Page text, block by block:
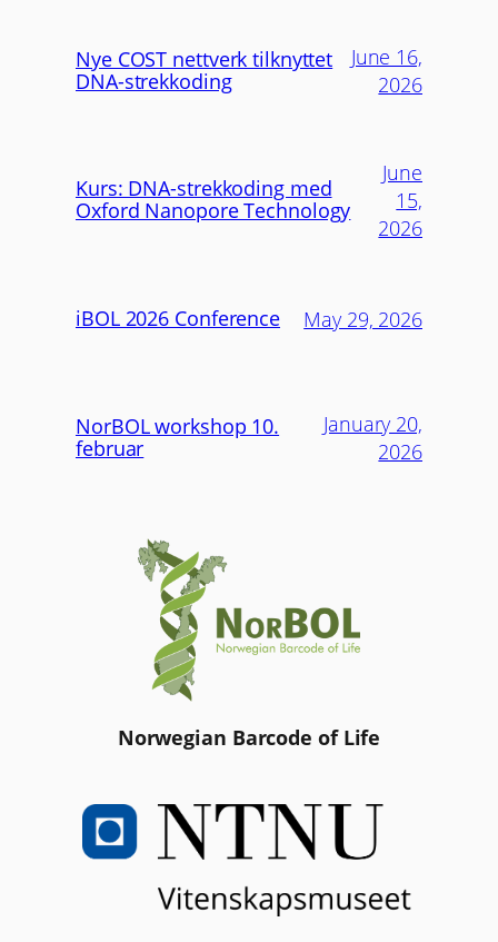
Nye COST nettverk tilknyttet
DNA-strekkoding
June 16,
2026
Kurs: DNA-strekkoding med
Oxford Nanopore Technology
June
15,
2026
iBOL 2026 Conference May 29, 2026
NorBOL workshop 10.
februar
January 20,
2026
Norwegian Barcode of Life